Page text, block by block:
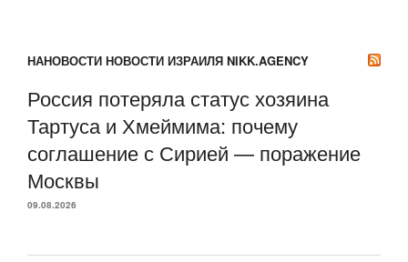
НАНОВОСТИ НОВОСТИ ИЗРАИЛЯ NIKK.AGENCY
Россия потеряла статус хозяина
Тартуса и Хмеймима: почему
соглашение с Сирией — поражение
Москвы
09.08.2026